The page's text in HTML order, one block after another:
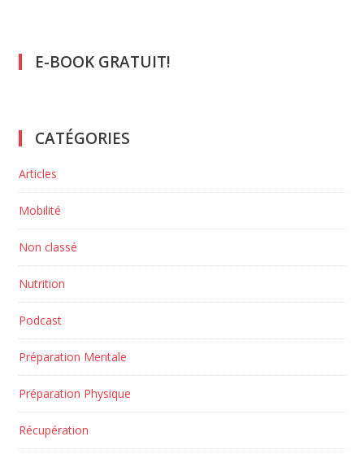
E-BOOK GRATUIT!
CATÉGORIES
Articles
Mobilité
Non classé
Nutrition
Podcast
Préparation Mentale
Préparation Physique
Récupération